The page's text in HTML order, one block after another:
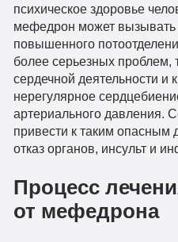
психическое здоровье
мефедрон может
повышенного
более серьезных проблем,
сердечной деятельности и
нерегулярное
артериального давления.
привести к таким опасным
отказ органов, инсульт и
Процесс
от мефедрона